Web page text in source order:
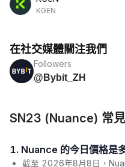
KGEN
在社交媒體關注我們
Followers
@Bybit_ZH
SN23 (Nuance) 常
1. Nuance 的今日價格是
截至 2026年8月8日，